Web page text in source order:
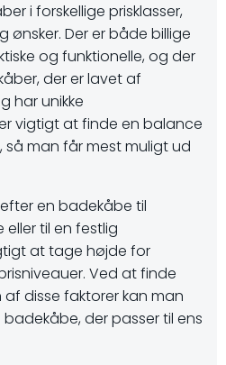
i forskellige prisklasser,
Der er både billige
og funktionelle, og der
der er lavet af
har unikke
vigtigt at finde en balance
så man får mest muligt ud
en badekåbe til
til en festlig
at tage højde for
Ved at finde
disse faktorer kan man
der passer til ens